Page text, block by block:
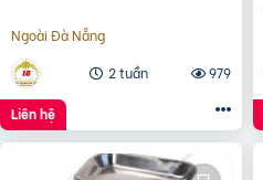
Ngoài Đà Nẵng
2 tuần
979
Liên hệ